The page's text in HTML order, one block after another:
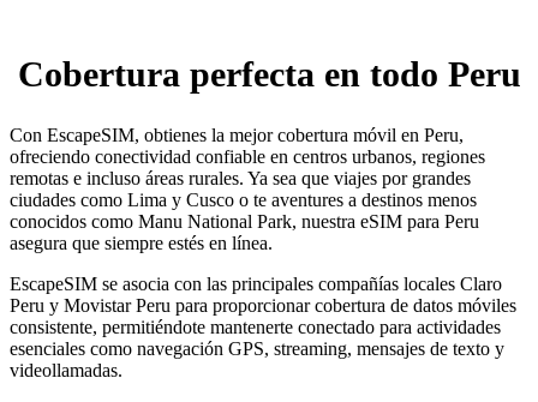
Cobertura perfecta en todo Peru
Con EscapeSIM, obtienes la mejor cobertura móvil en Peru,
ofreciendo conectividad confiable en centros urbanos, regiones
remotas e incluso áreas rurales. Ya sea que viajes por grandes
ciudades como Lima y Cusco o te aventures a destinos menos
conocidos como Manu National Park, nuestra eSIM para Peru
asegura que siempre estés en línea.
EscapeSIM se asocia con las principales compañías locales Claro
Peru y Movistar Peru para proporcionar cobertura de datos móviles
consistente, permitiéndote mantenerte conectado para actividades
esenciales como navegación GPS, streaming, mensajes de texto y
videollamadas.